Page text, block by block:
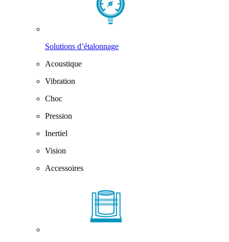
Solutions d’étalonnage
Acoustique
Vibration
Choc
Pression
Inertiel
Vision
Accessoires